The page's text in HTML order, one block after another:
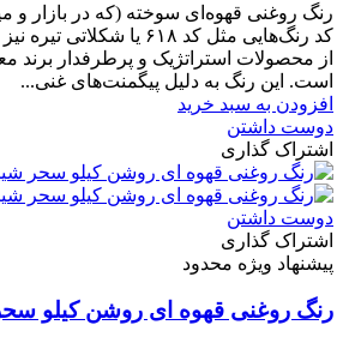
رنگ روغنی قهوه‌ای سوخته (که در بازار و
کد رنگ‌هایی مثل کد ۶۱۸ یا
از محصولات استراتژیک و پرطرفدار برند
است. این رنگ به دلیل پیگمنت‌های غنی...
افزودن به سبد خرید
دوست داشتن
اشتراک گذاری
دوست داشتن
اشتراک گذاری
پیشنهاد ویژه محدود
رنگ روغنی قهوه ای روشن کیلو